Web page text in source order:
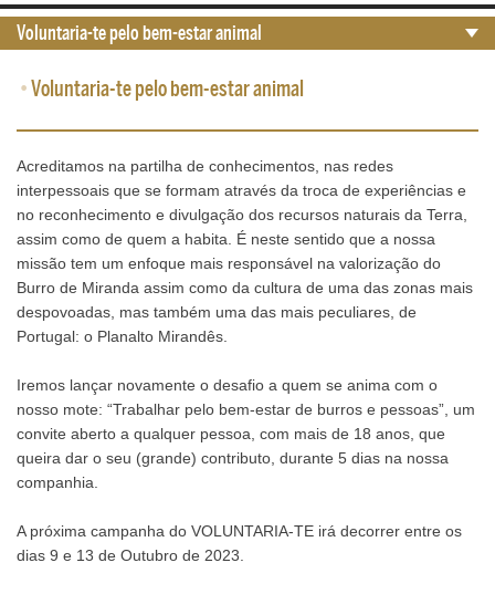
•Voluntaria-te pelo bem-estar animal
Acreditamos na partilha de conhecimentos, nas redes
interpessoais que se formam através da troca de experiências e
no reconhecimento e divulgação dos recursos naturais da Terra,
assim como de quem a habita. É neste sentido que a nossa
missão tem um enfoque mais responsável na valorização do
Burro de Miranda assim como da cultura de uma das zonas mais
despovoadas, mas também uma das mais peculiares, de
Portugal: o Planalto Mirandês.
Iremos lançar novamente o desafio a quem se anima com o
nosso mote: “Trabalhar pelo bem-estar de burros e pessoas”, um
convite aberto a qualquer pessoa, com mais de 18 anos, que
queira dar o seu (grande) contributo, durante 5 dias na nossa
companhia.
A próxima campanha do VOLUNTARIA-TE irá decorrer entre os
dias 9 e 13 de Outubro de 2023.
Voluntaria-te pelo bem-estar animal